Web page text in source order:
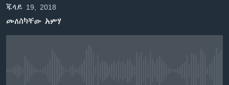
ወደ
ዋናውክምችት
ጁላይ 19, 2018
መለስካቸው አምሃ